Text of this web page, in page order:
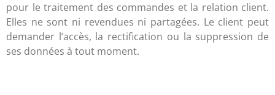
pour le traitement des commandes et la relation client.
Elles ne sont ni revendues ni partagées. Le client peut
demander l’accès, la rectification ou la suppression de
ses données à tout moment.